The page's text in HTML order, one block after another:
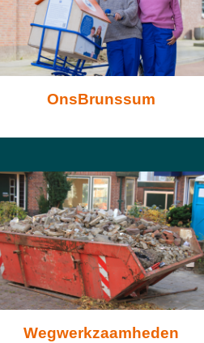
OnsBrunssum
Wegwerkzaamheden